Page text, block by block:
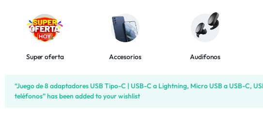
Bebés y Niños
Más Vendidos
Super oferta Accesorios Audifonos
“Juego de 8 adaptadores USB Tipo-C | USB-C a Lightning, Micro USB a USB-C,
teléfonos” has been added to your wishlist